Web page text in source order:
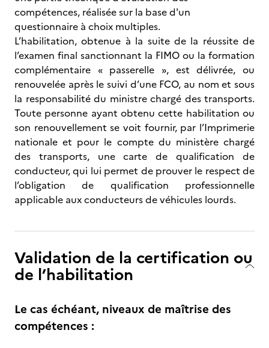
compétences, réalisée sur la base d'un
questionnaire à choix multiples.
L’habilitation, obtenue à la suite de la réussite de
l’examen final sanctionnant la FIMO ou la formation
complémentaire « passerelle », est délivrée, ou
renouvelée après le suivi d’une FCO, au nom et sous
la responsabilité du ministre chargé des transports.
Toute personne ayant obtenu cette habilitation ou
son renouvellement se voit fournir, par l’Imprimerie
nationale et pour le compte du ministère chargé
des transports, une carte de qualification de
conducteur, qui lui permet de prouver le respect de
l’obligation de qualification professionnelle
applicable aux conducteurs de véhicules lourds.
Validation de la certification ou
de l’habilitation
Le cas échéant, niveaux de maîtrise des
compétences :